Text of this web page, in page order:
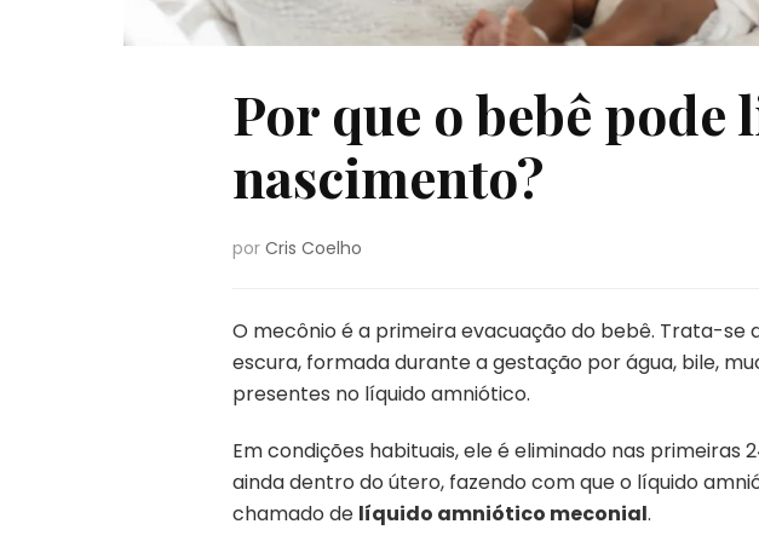
Por que o bebê
nascimento?
por Cris Coelho
O mecônio é a primeira evacuação do bebê. Trata-
escura, formada durante a gestação por água, bile,
presentes no líquido amniótico.
Em condições habituais, ele é eliminado nas
ainda dentro do útero, fazendo com que o líquido
chamado de líquido amniótico meconial.